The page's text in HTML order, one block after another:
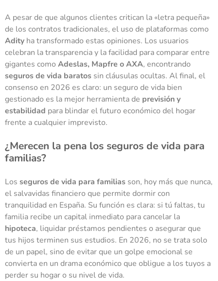
A pesar de que algunos clientes critican la «letra pequeña»
de los contratos tradicionales, el uso de plataformas como
Adity ha transformado estas opiniones. Los usuarios
celebran la transparencia y la facilidad para comparar entre
gigantes como Adeslas, Mapfre o AXA, encontrando
seguros de vida baratos sin cláusulas ocultas. Al final, el
consenso en 2026 es claro: un seguro de vida bien
gestionado es la mejor herramienta de previsión y
estabilidad para blindar el futuro económico del hogar
frente a cualquier imprevisto.
¿Merecen la pena los seguros de vida para
familias?
Los seguros de vida para familias son, hoy más que nunca,
el salvavidas financiero que permite dormir con
tranquilidad en España. Su función es clara: si tú faltas, tu
familia recibe un capital inmediato para cancelar la
hipoteca, liquidar préstamos pendientes o asegurar que
tus hijos terminen sus estudios. En 2026, no se trata solo
de un papel, sino de evitar que un golpe emocional se
convierta en un drama económico que obligue a los tuyos a
perder su hogar o su nivel de vida.